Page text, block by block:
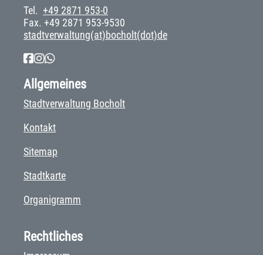
Tel. +49 2871 953-0
Fax. +49 2871 953-9530
stadtverwaltung(at)bocholt(dot)de
Allgemeines
Stadtverwaltung Bocholt
Kontakt
Sitemap
Stadtkarte
Organigramm
Rechtliches